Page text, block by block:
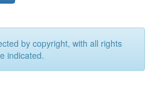
by copyright, with all rights
indicated.